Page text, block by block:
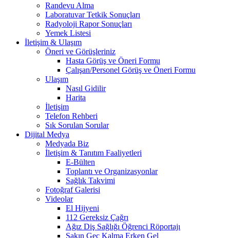
Randevu Alma
Laboratuvar Tetkik Sonuçları
Radyoloji Rapor Sonuçları
Yemek Listesi
İletişim & Ulaşım
Öneri ve Görüşleriniz
Hasta Görüş ve Öneri Formu
Çalışan/Personel Görüş ve Öneri Formu
Ulaşım
Nasıl Gidilir
Harita
İletişim
Telefon Rehberi
Sık Sorulan Sorular
Dijital Medya
Medyada Biz
İletişim & Tanıtım Faaliyetleri
E-Bülten
Toplantı ve Organizasyonlar
Sağlık Takvimi
Fotoğraf Galerisi
Videolar
El Hijyeni
112 Gereksiz Çağrı
Ağız Diş Sağlığı Öğrenci Röportajı
Sakın Geç Kalma Erken Gel